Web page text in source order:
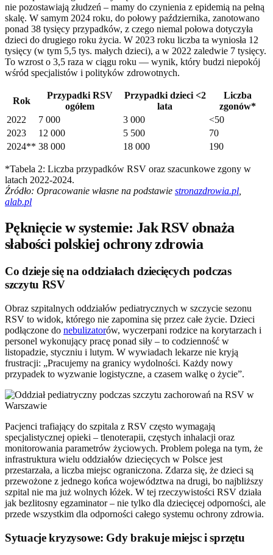
nie pozostawiają złudzeń – mamy do czynienia z epidemią na pełną
skalę. W samym 2024 roku, do połowy października, zanotowano
ponad 38 tysięcy przypadków, z czego niemal połowa dotyczyła
dzieci do drugiego roku życia. W 2023 roku liczba ta wyniosła 12
tysięcy (w tym 5,5 tys. małych dzieci), a w 2022 zaledwie 7 tysięcy.
To wzrost o 3,5 raza w ciągu roku — wynik, który budzi niepokój
wśród specjalistów i polityków zdrowotnych.
Rok
Przypadki RSV
ogółem
Przypadki dzieci <2
lata
Liczba
zgonów*
2022
7 000 3 000
<50
2023
12 000 5 500
70
2024** 38 000 18 000 190
*Tabela 2: Liczba przypadków RSV oraz szacunkowe zgony w
latach 2022-2024.
Źródło: Opracowanie własne na podstawie stronazdrowia.pl
alab.pl
Pęknięcie w systemie: Jak RSV obnaża
słabości polskiej ochrony zdrowia
Co dzieje się na oddziałach dziecięcych podczas
szczytu RSV
Obraz szpitalnych oddziałów pediatrycznych w szczycie sezonu
RSV to widok, którego nie zapomina się przez całe życie. Dzieci
podłączone do nebulizatorów, wyczerpani rodzice na korytarzach i
personel wykonujący pracę ponad siły – to codzienność w
listopadzie, styczniu i lutym. W wywiadach lekarze nie kryją
frustracji: „Pracujemy na granicy wydolności. Każdy nowy
przypadek to wyzwanie logistyczne, a czasem walkę o życie”.
Pacjenci trafiający do szpitala z RSV często wymagają
specjalistycznej opieki – tlenoterapii, częstych inhalacji oraz
monitorowania parametrów życiowych. Problem polega na tym, że
infrastruktura wielu oddziałów dziecięcych w Polsce jest
przestarzała, a liczba miejsc ograniczona. Zdarza się, że dzieci są
przewożone z jednego końca województwa na drugi, bo najbliższy
szpital nie ma już wolnych łóżek. W tej rzeczywistości RSV działa
jak bezlitosny egzaminator – nie tylko dla dziecięcej odporności, ale
przede wszystkim dla odporności całego systemu ochrony zdrowia.
Sytuacje kryzysowe: Gdy brakuje miejsc i sprzętu